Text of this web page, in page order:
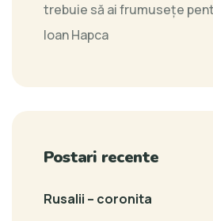
trebuie să ai frumusețe
Ioan Hapca
Postari recente
Rusalii – coronita